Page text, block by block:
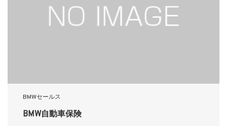
BMWセールス
BMW自動車保険